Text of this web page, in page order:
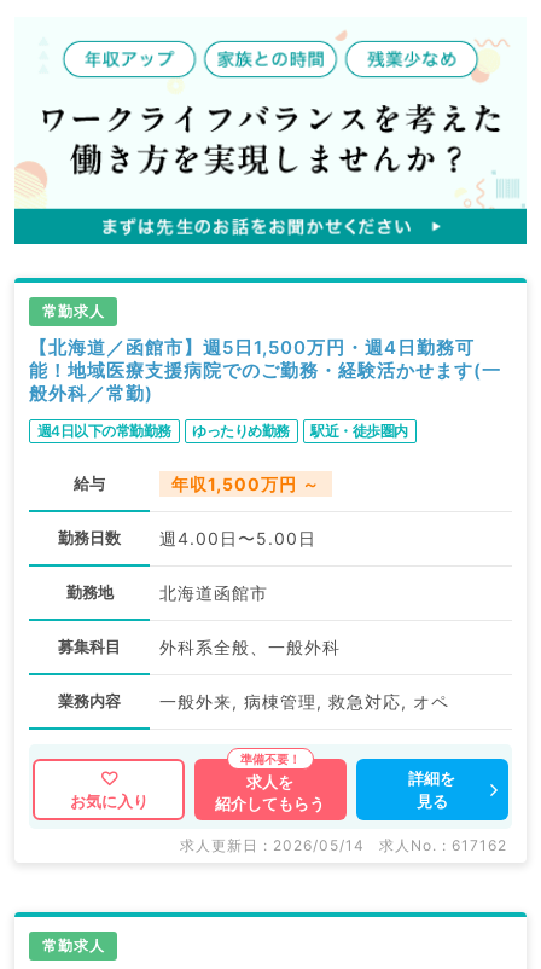
常勤求人
【北海道／函館市】週5日1,500万円・週4日勤務可
能！地域医療支援病院でのご勤務・経験活かせます(一
般外科／常勤)
週4日以下の常勤勤務 ゆったりめ勤務 駅近・徒歩圏内
給与 年収1,500万円 ～
勤務日数 週4.00日〜5.00日
勤務地 北海道函館市
募集科目 外科系全般、一般外科
業務内容 一般外来, 病棟管理, 救急対応, オペ
お気に入り
求人を
紹介してもらう
詳細を
見る
求人更新日 : 2026/05/14 求人No. : 617162
常勤求人